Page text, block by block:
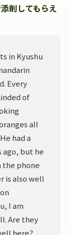
削してもらえ
in Kyushu
Every
of
all
had a
ago, but he
the phone
is also well
I am
Are they